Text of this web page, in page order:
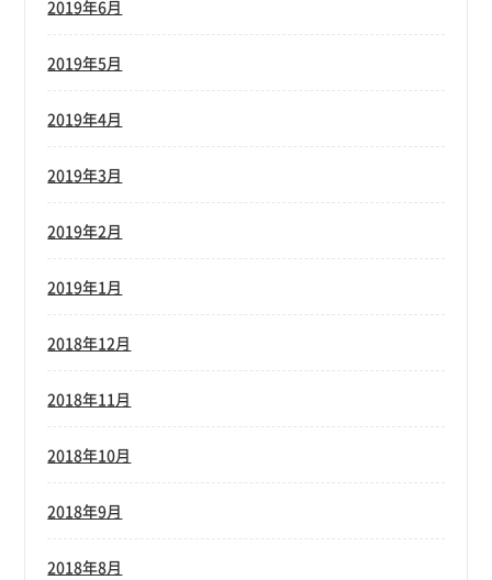
2019年6月
2019年5月
2019年4月
2019年3月
2019年2月
2019年1月
2018年12月
2018年11月
2018年10月
2018年9月
2018年8月